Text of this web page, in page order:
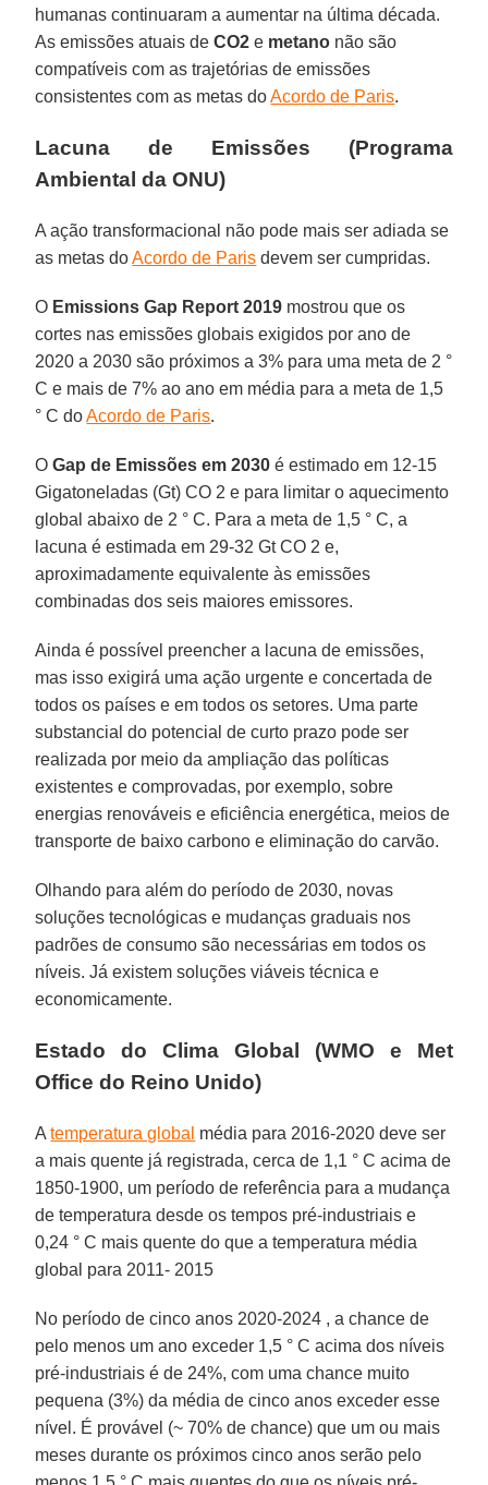
humanas continuaram a aumentar na última década.
As emissões atuais deCO2 e metano não são
compatíveis com as trajetórias de emissões
consistentes com as metas doAcordo de Paris.
Lacuna de Emissões (Programa
Ambiental da ONU)
A ação transformacional não pode mais ser adiada se
as metas doAcordo de Paris devem ser cumpridas.
O Emissions Gap Report 2019 mostrou que os
cortes nas emissões globais exigidos por ano de
2020 a 2030 são próximos a 3% para uma meta de 2 °
C e mais de 7% ao ano em média para a meta de 1,5
° C doAcordo de Paris.
OGap de Emissões em 2030 é estimado em 12-15
Gigatoneladas (Gt) CO 2 e para limitar o aquecimento
global abaixo de 2 ° C. Para a meta de 1,5 ° C, a
lacuna é estimada em 29-32 Gt CO 2 e,
aproximadamente equivalente às emissões
combinadas dos seis maiores emissores.
Ainda é possível preencher a lacuna de emissões,
mas isso exigirá uma ação urgente e concertada de
todos os países e em todos os setores. Uma parte
substancial do potencial de curto prazo pode ser
realizada por meio da ampliação das políticas
existentes e comprovadas, por exemplo, sobre
energias renováveis ​​e eficiência energética, meios de
transporte de baixo carbono e eliminação do carvão.
Olhando para além do período de 2030, novas
soluções tecnológicas e mudanças graduais nos
padrões de consumo são necessárias em todos os
níveis. Já existem soluções viáveis ​​técnica e
economicamente.
Estado do Clima Global (WMO e Met
Office do Reino Unido)
Atemperatura global média para 2016-2020 deve ser
a mais quente já registrada, cerca de 1,1 ° C acima de
1850-1900, um período de referência para a mudança
de temperatura desde os tempos pré-industriais e
0,24 ° C mais quente do que a temperatura média
global para 2011- 2015
No período de cinco anos 2020-2024 , a chance de
pelo menos um ano exceder 1,5 ° C acima dos níveis
pré-industriais é de 24%, com uma chance muito
pequena (3%) da média de cinco anos exceder esse
nível. É provável (~ 70% de chance) que um ou mais
meses durante os próximos cinco anos serão pelo